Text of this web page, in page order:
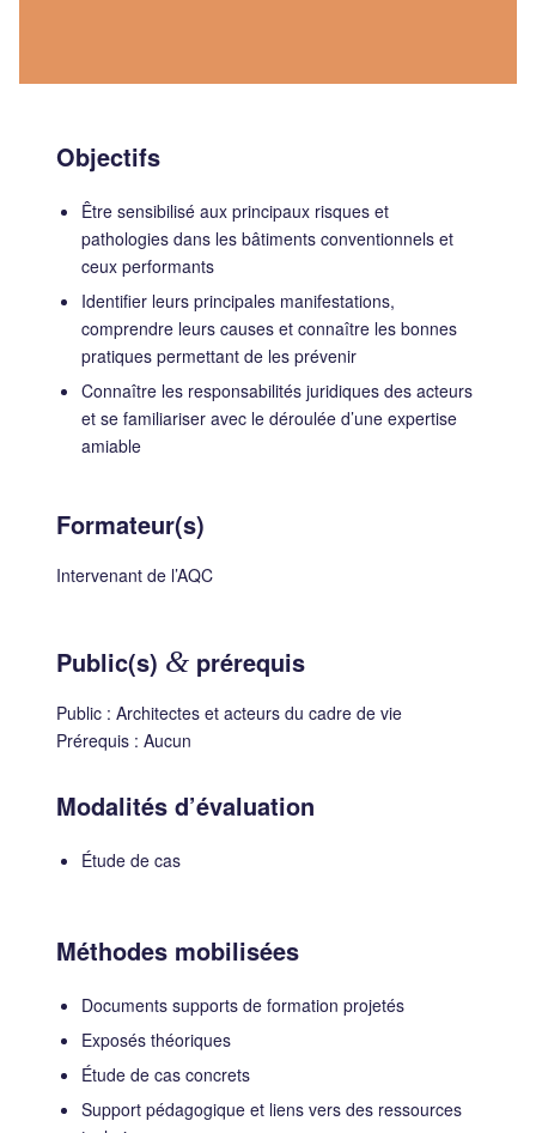
Objectifs
Être sensibilisé aux principaux risques et
pathologies dans les bâtiments conventionnels et
ceux performants
Identifier leurs principales manifestations,
comprendre leurs causes et connaître les bonnes
pratiques permettant de les prévenir
Connaître les responsabilités juridiques des acteurs
et se familiariser avec le déroulée d’une expertise
amiable
Formateur(s)
Intervenant de l’AQC
Public(s) &prérequis
Public : Architectes et acteurs du cadre de vie
Prérequis : Aucun
Modalités d’évaluation
Étude de cas
Méthodes mobilisées
Documents supports de formation projetés
Exposés théoriques
Étude de cas concrets
Support pédagogique et liens vers des ressources